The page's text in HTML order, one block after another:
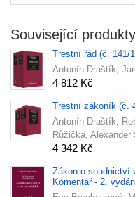
Související produkty
Trestní řád (č. 141/
Antonín Draštík,
4 812 Kč
Trestní zákoník (č.
Antonín Draštík,
Růžička,
4 342 Kč
Zákon o soudnictví
Komentář - 2.